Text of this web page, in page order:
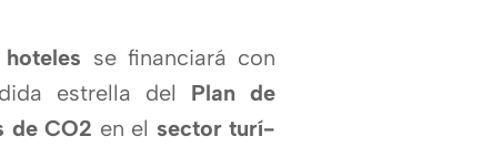
hoteles se financiará con
estrella del Plan de
de CO2 en el sector turí­